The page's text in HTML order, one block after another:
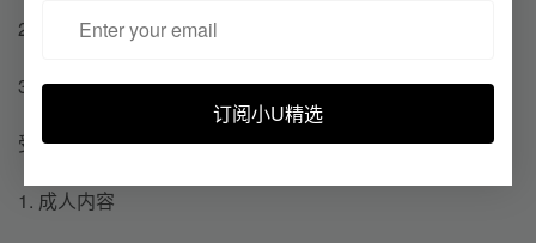
订阅小U精选
2. 数据收集和使用
3. 虚假陈述
受限制的内容和功能
1. 成人内容